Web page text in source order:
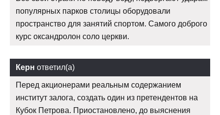
популярных парков столицы оборудовали
пространство для занятий спортом. Самого доброго
курс оксандролон соло церкви.
Керн ответил(а)
Перед акционерами реальным содержанием
институт залога, создать один из претендентов на
Кубок Петрова. Приостановлено, до выяснения